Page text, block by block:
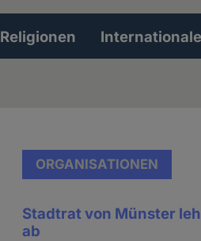
Religionen
ORGANISATIONEN
Stadtrat von Münster
ab